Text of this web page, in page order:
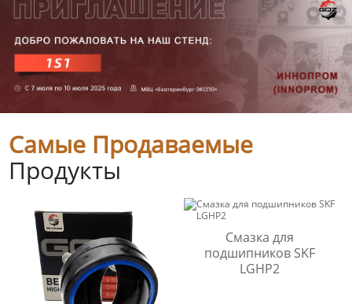
Самые Продаваемые
Продукты
Смазка для
подшипников SKF
LGHP2